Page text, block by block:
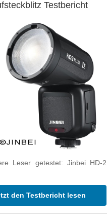
Testbericht
Leser getestet: Jinbei HD-2
den Testbericht lesen